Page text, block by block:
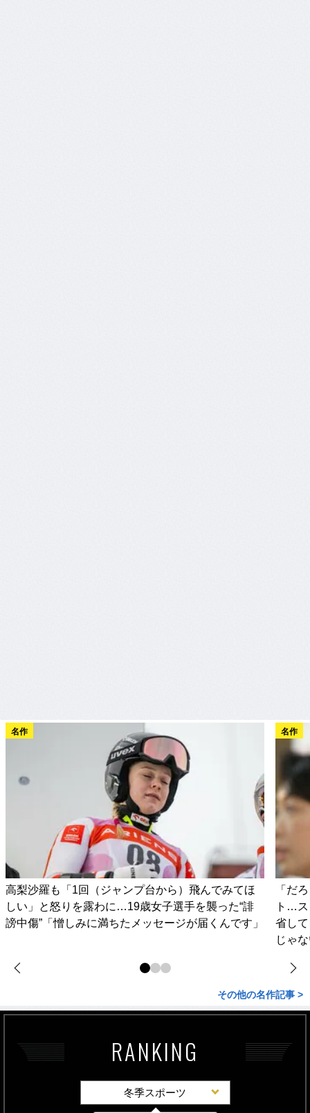
名作
高梨沙羅も「1回（ジャンプ台から）飛んでみてほ
しい」と怒りを露わに…19歳女子選手を襲った“誹
謗中傷”「憎しみに満ちたメッセージが届くんです」
名作
「だ
ト…
省し
じゃ
その他の名作記事 >
RANKING
冬季スポーツ